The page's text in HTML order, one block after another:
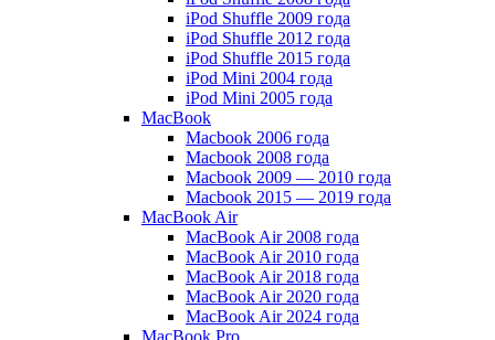
iPod Shuffle 2009 года
iPod Shuffle 2012 года
iPod Shuffle 2015 года
iPod Mini 2004 года
iPod Mini 2005 года
MacBook
Macbook 2006 года
Macbook 2008 года
Macbook 2009 — 2010 года
Macbook 2015 — 2019 года
MacBook Air
MacBook Air 2008 года
MacBook Air 2010 года
MacBook Air 2018 года
MacBook Air 2020 года
MacBook Air 2024 года
MacBook Pro